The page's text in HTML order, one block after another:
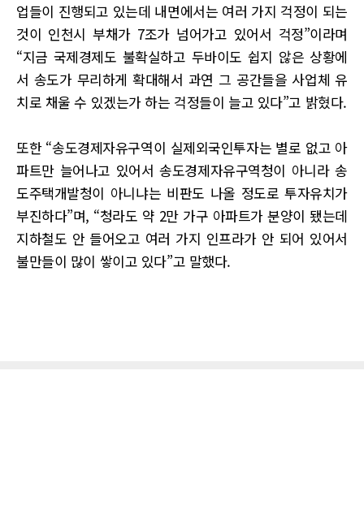
업들이 진행되고 있는데 내면에서는 여러 가지 걱정이 되는
것이 인천시 부채가 7조가 넘어가고 있어서 걱정”이라며
“지금 국제경제도 불확실하고 두바이도 쉽지 않은 상황에
서 송도가 무리하게 확대해서 과연 그 공간들을 사업체 유
치로 채울 수 있겠는가 하는 걱정들이 늘고 있다”고 밝혔다.
또한 “송도경제자유구역이 실제외국인투자는 별로 없고 아
파트만 늘어나고 있어서 송도경제자유구역청이 아니라 송
도주택개발청이 아니냐는 비판도 나올 정도로 투자유치가
부진하다”며, “청라도 약 2만 가구 아파트가 분양이 됐는데
지하철도 안 들어오고 여러 가지 인프라가 안 되어 있어서
불만들이 많이 쌓이고 있다”고 말했다.